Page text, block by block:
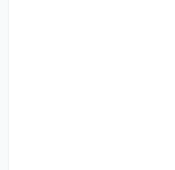
شرکت های تولیدی، صنعتی و ساختمانی
بودن فن های تولیدی کمپانی اروپایی
کالاهای تخصصی شما عزیزان رو در صرف
این عمر باعث صرفه جویی در هزینه و زمان